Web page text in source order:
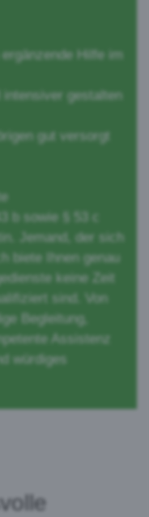
Hilfe im
intensiver gestalten
gut versorgt
b sowie § 53 c
Jemand, der sich
biete Ihnen genau
keine Zeit
sind. Von
Begleitung,
Assistenz
würdiges